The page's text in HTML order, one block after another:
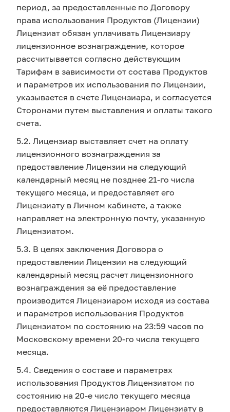
период, за предоставленные по Договору
права использования Продуктов (Лицензии)
Лицензиат обязан уплачивать Лицензиару
лицензионное вознаграждение, которое
рассчитывается согласно действующим
Тарифам в зависимости от состава Продуктов
и параметров их использования по Лицензии,
указывается в счете Лицензиара, и согласуется
Сторонами путем выставления и оплаты такого
счета.
5.2. Лицензиар выставляет счет на оплату
лицензионного вознаграждения за
предоставление Лицензии на следующий
календарный месяц не позднее 21-го числа
текущего месяца, и предоставляет его
Лицензиату в Личном кабинете, а также
направляет на электронную почту, указанную
Лицензиатом.
5.3. В целях заключения Договора о
предоставлении Лицензии на следующий
календарный месяц расчет лицензионного
вознаграждения за её предоставление
производится Лицензиаром исходя из состава
и параметров использования Продуктов
Лицензиатом по состоянию на 23:59 часов по
Московскому времени 20-го числа текущего
месяца.
5.4. Сведения о составе и параметрах
использования Продуктов Лицензиатом по
состоянию на 20-е число текущего месяца
предоставляются Лицензиаром Лицензиату в